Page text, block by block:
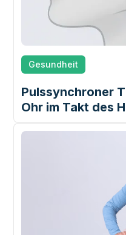
Gesundheit
Pulssynchroner
Ohr im Takt des